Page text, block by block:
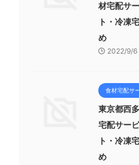
材宅配サ
ト・冷凍
め
2022/9/6
食材宅配サ
東京都西
宅配サー
ト・冷凍
め